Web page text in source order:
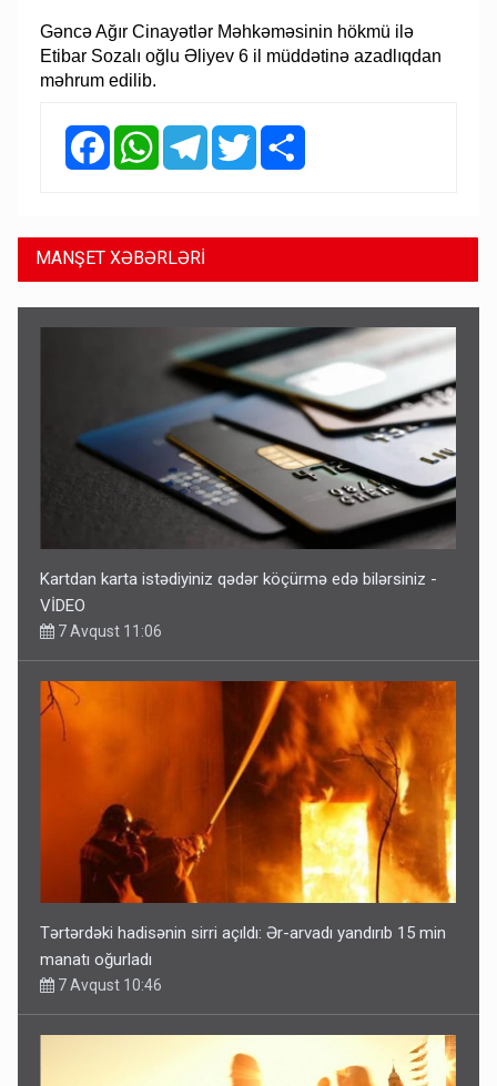
Gəncə Ağır Cinayətlər Məhkəməsinin hökmü ilə
Etibar Sozalı oğlu Əliyev 6 il müddətinə azadlıqdan
məhrum edilib.
FacebookWhatsAppTelegramTwitter
MANŞET XƏBƏRLƏRİ
Kartdan karta istədiyiniz qədər köçürmə edə bilərsiniz -
VİDEO
7 Avqust 11:06
Tərtərdəki hadisənin sirri açıldı: Ər-arvadı yandırıb 15 min
manatı oğurladı
7 Avqust 10:46